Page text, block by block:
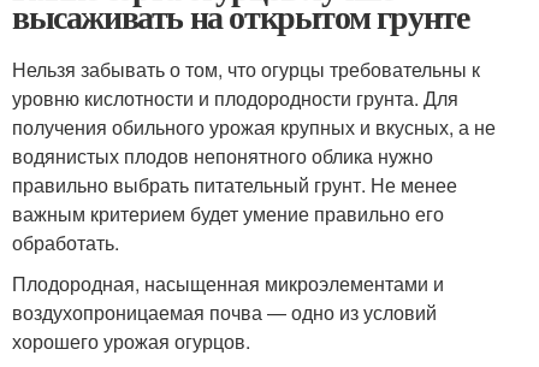
высаживать на открытом грунте
Нельзя забывать о том, что огурцы требовательны к
уровню кислотности и плодородности грунта. Для
получения обильного урожая крупных и вкусных, а не
водянистых плодов непонятного облика нужно
правильно выбрать питательный грунт. Не менее
важным критерием будет умение правильно его
обработать.
Плодородная, насыщенная микроэлементами и
воздухопроницаемая почва — одно из условий
хорошего урожая огурцов.